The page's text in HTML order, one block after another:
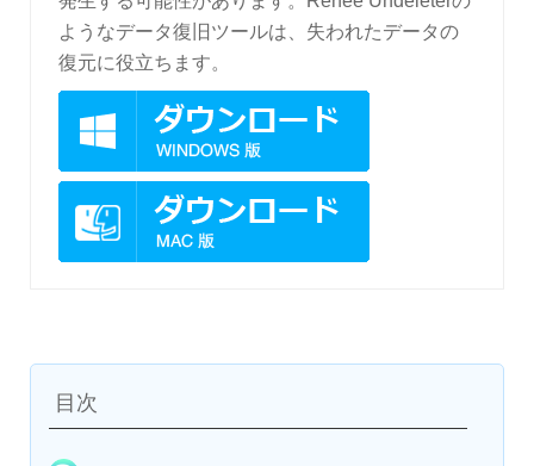
ようなデータ復旧ツールは、失われたデータの
復元に役立ちます。
目次